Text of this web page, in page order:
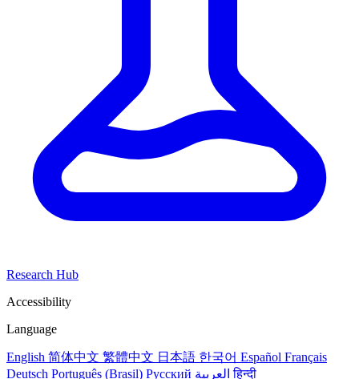
Research Hub
Accessibility
Language
English 简体中文 繁體中文 日本語 한국어 Español Français
Deutsch Português (Brasil) Русский العربيةहिन्दी